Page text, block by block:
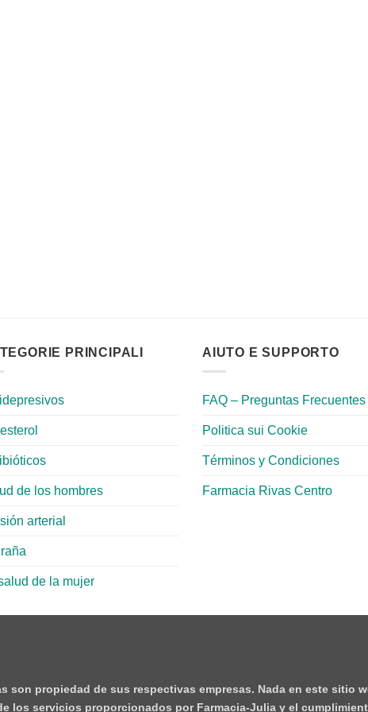
PRINCIPALI
de los hombres
arterial
de la mujer
AIUTO E SUPPORTO
FAQ – Preguntas Frecuentes
Politica sui Cookie
Términos y Condiciones
Farmacia Rivas Centro
son propiedad de sus respectivas empresas. Nada en este sitio
los servicios proporcionados por Farmacia-Julia y el